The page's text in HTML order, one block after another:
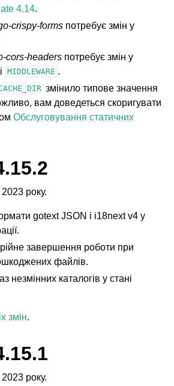
4.14.
crispy-forms потребує змін у
cors-headers потребує змін у
і MIDDLEWARE .
змінило типове значення
вам доведеться скоригувати
Обслуговування статичних
року.
gotext JSON і i18next v4 у
завершення роботи при
файлів.
незмінних каталогів у стані
змін.
року.